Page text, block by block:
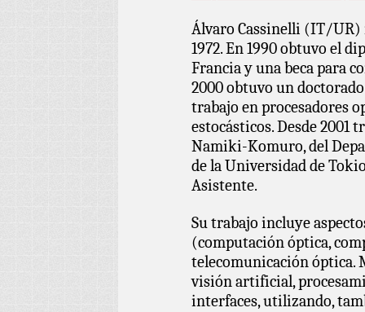
Álvaro Cassinelli (IT/UR)
1972. En 1990 obtuvo el
Francia y una beca para
2000 obtuvo un
trabajo en procesadores
estocásticos. Desde
Namiki-Komuro, del
de la Universidad de
Asistente.
Su trabajo incluye
(computación óptica,
telecomunicación óptica.
visión artificial,
interfaces, utilizando,